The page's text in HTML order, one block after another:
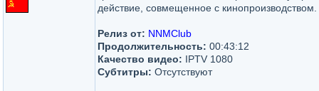
действие, совмещенное с кинопроизводством.
Релиз от: NNMClub
Продолжительность: 00:43:12
Качество видео: IPTV 1080
Субтитры: Отсутствуют